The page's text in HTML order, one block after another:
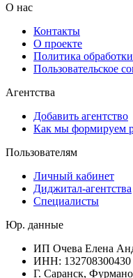
О нас
Контакты
О проекте
Политика
Пользовательское
Агентства
Добавить агентство
Как мы формируем
Пользователям
Личный кабинет
Диджитал-агентства
Специалисты
Юр. данные
ИП Очева Елена
ИНН: 132708300430
Г. Саранск,